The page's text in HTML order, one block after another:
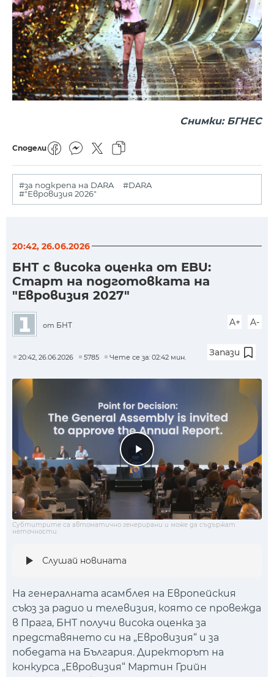
Снимки: БГНЕС
Сподели
#за подкрепа на DARA
#DARA
#"Евровизия 2026"
20:42, 26.06.2026
БНТ с висока оценка от EBU:
Старт на подготовката на
"Евровизия 2027"
от БНТ A+ A-
20:42, 26.06.2026 5785 Чете се за: 02:42 мин. Запази
Субтитрите са автоматично генерирани и може да съдържат
неточности.
Слушай новината
На генералната асамблея на Европейския
съюз за радио и телевизия, която се провежда
в Прага, БНТ получи висока оценка за
представянето си на „Евровизия“ и за
победата на България. Директорът на
конкурса „Евровизия“ Мартин Грийн